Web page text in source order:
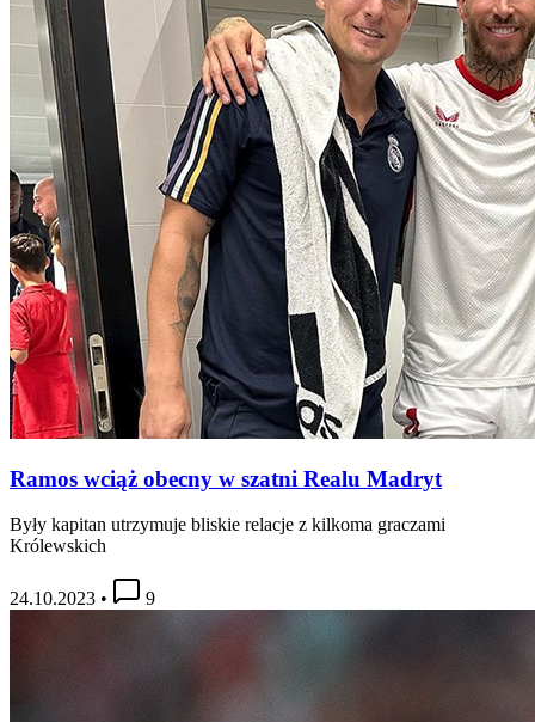
Ramos wciąż obecny w szatni Realu Madryt
Były kapitan utrzymuje bliskie relacje z kilkoma graczami
Królewskich
24.10.2023 • 9